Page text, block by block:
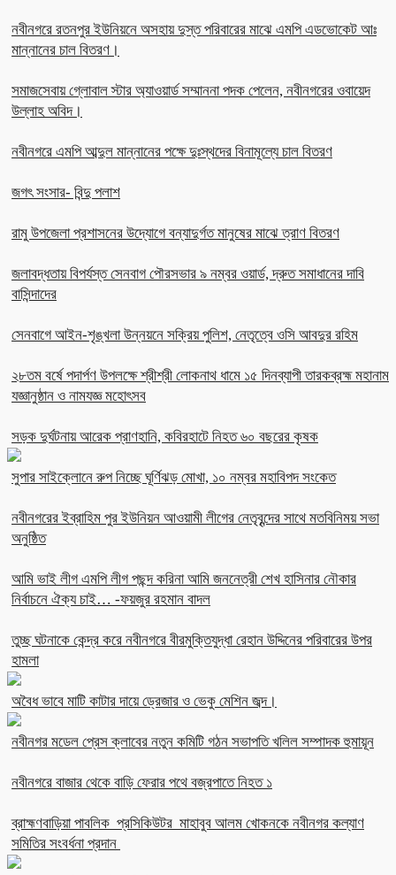
নবীনগরে রতনপুর ইউনিয়নে অসহায় দুস্ত পরিবারের মাঝে এমপি এডভোকেট আঃ
মান্নানের চাল বিতরণ।
সমাজসেবায় গ্লোবাল স্টার অ্যাওয়ার্ড সম্মাননা পদক পেলেন, নবীনগরের ওবায়েদ
উল্লাহ অবিদ।
নবীনগরে এমপি আব্দুল মান্নানের পক্ষে দুঃস্থদের বিনামূল্যে চাল বিতরণ
জগৎ সংসার- বিন্দু পলাশ
রামু উপজেলা প্রশাসনের উদ্যোগে বন্যাদুর্গত মানুষের মাঝে ত্রাণ বিতরণ
জলাবদ্ধতায় বিপর্যস্ত সেনবাগ পৌরসভার ৯ নম্বর ওয়ার্ড, দ্রুত সমাধানের দাবি
বাসিন্দাদের
সেনবাগে আইন-শৃঙ্খলা উন্নয়নে সক্রিয় পুলিশ, নেতৃত্বে ওসি আবদুর রহিম
২৮তম বর্ষে পদার্পণ উপলক্ষে শ্রীশ্রী লোকনাথ ধামে ১৫ দিনব্যাপী তারকব্রহ্ম মহানাম
যজ্ঞানুষ্ঠান ও নামযজ্ঞ মহোৎসব
সড়ক দুর্ঘটনায় আরেক প্রাণহানি, কবিরহাটে নিহত ৬০ বছরের কৃষক
সুপার সাইক্লোনে রুপ নিচ্ছে ঘূর্ণিঝড় মোখা, ১০ নম্বর মহাবিপদ সংকেত
নবীনগরের ইব্রাহিম পুর ইউনিয়ন আওয়ামী লীগের নেতৃবৃন্দের সাথে মতবিনিময় সভা
অনুষ্ঠিত
আমি ভাই লীগ এমপি লীগ পছন্দ করিনা আমি জননেত্রী শেখ হাসিনার নৌকার
নির্বাচনে ঐক্য চাই… -ফয়জুর রহমান বাদল
তুচ্ছ ঘটনাকে কেন্দ্র করে নবীনগরে বীরমুক্তিযুদ্ধা রেহান উদ্দিনের পরিবারের উপর
হামলা
অবৈধ ভাবে মাটি কাটার দায়ে ড্রেজার ও ভেকু মেশিন জব্দ।
নবীনগর মডেল প্রেস ক্লাবের নতুন কমিটি গঠন সভাপতি খলিল সম্পাদক হুমায়ূন
নবীনগরে বাজার থেকে বাড়ি ফেরার পথে বজ্রপাতে নিহত ১
ব্রাহ্মণবাড়িয়া পাবলিক প্রসিকিউটর মাহাবুব আলম খোকনকে নবীনগর কল্যাণ
সমিতির সংবর্ধনা প্রদান